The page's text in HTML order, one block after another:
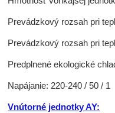
Prevádzkový rozsah pri
Prevádzkový rozsah pri
Predplnené ekologické
Napájanie: 220-240 / 50 / 1
Vnútorné jednotky AY: